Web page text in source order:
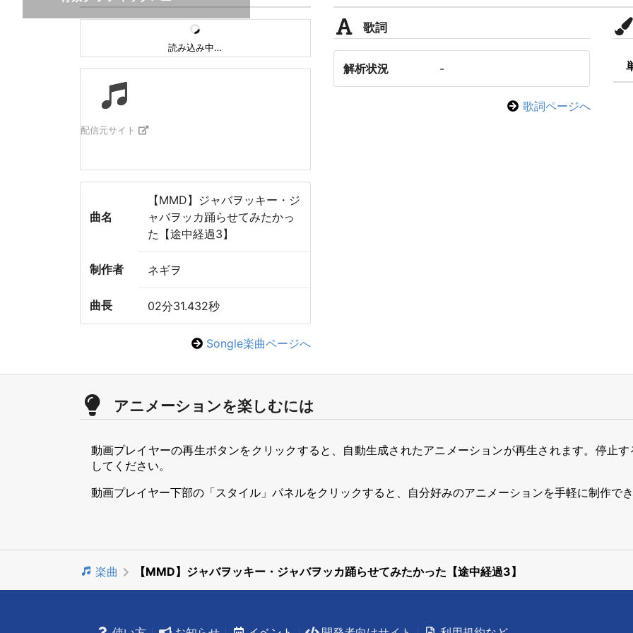
読み込み中…
配信元サイト
曲名
【MMD】ジャバヲッキー・ジ
ャバヲッカ踊らせてみたかっ
た【途中経過3】
制作者 ネギヲ
曲長 02分31.432秒
Songle楽曲ページへ
歌詞
解析状況 -
歌詞ページへ
アニメーションを楽しむには
動画プレイヤーの再生ボタンをクリックすると、自動生成されたアニメーションが再生されます。停止
してください。
動画プレイヤー下部の「スタイル」パネルをクリックすると、自分好みのアニメーションを手軽に制作でき
楽曲 【MMD】ジャバヲッキー・ジャバヲッカ踊らせてみたかった【途中経過3】